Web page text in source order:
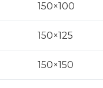
150×100
150×125
150×150